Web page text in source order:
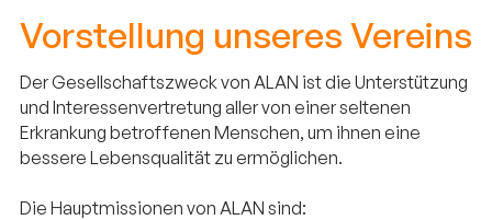
Vorstellung unseres Vereins
Der Gesellschaftszweck von ALAN ist die Unterstützung
und Interessenvertretung aller von einer seltenen
Erkrankung betroffenen Menschen, um ihnen eine
bessere Lebensqualität zu ermöglichen.
Die Hauptmissionen von ALAN sind: